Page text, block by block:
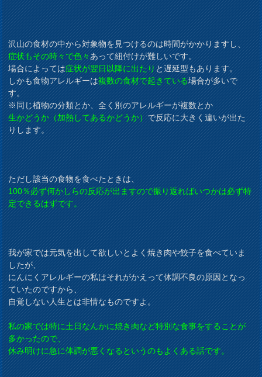
沢山の食材の中から対象物を見つけるのは時間がかかりますし、
症状もその時々で色々あって紐付けが難しいです。
場合によっては症状が翌日以降に出たりと遅延型もあります。
しかも食物アレルギーは複数の食材で起きている場合が多いで
す。
※同じ植物の分類とか、全く別のアレルギーが複数とか
生かどうか（加熱してあるかどうか）で反応に大きく違いが出た
りします。
ただし該当の食物を食べたときは、
100％必ず何かしらの反応が出ますので振り返ればいつかは必ず特
定できるはずです。
我が家では元気を出して欲しいとよく焼き肉や餃子を食べていま
したが、
にんにくアレルギーの私はそれがかえって体調不良の原因となっ
ていたのですから、
自覚しない人生とは非情なものですよ。
私の家では特に土日なんかに焼き肉など特別な食事をすることが
多かったので、
休み明けに急に体調が悪くなるというのもよくある話です。